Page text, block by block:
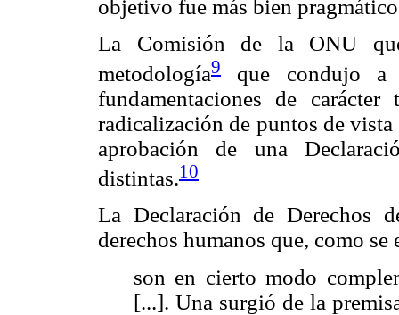
objetivo fue más bien
La Comisión de la ONU
metodología9
que condujo a
fundamentaciones de
radicalización de puntos de
aprobación de una
distintas.10
La Declaración de Derechos
derechos humanos que, como
son en cierto modo
[...]. Una surgió de la